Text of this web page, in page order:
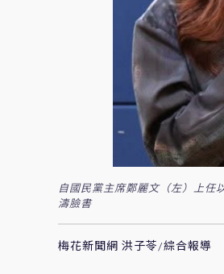
自國民黨主席鄭麗文（左）上任
濤臉書
梅花新聞網 洪子苓/綜合報導